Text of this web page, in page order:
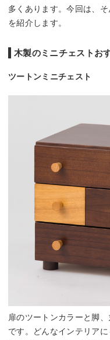
多くあります。今回は、
を紹介します。
木製のミニチェストお
ツートンミニチェスト
扉のツートンカラーと脚
です。どんなインテリア